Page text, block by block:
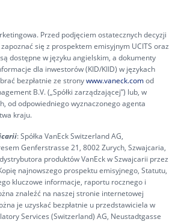
Przed podjęciem ostatecznych decyzji
się z prospektem emisyjnym UCITS oraz
dostępne w języku angielskim, a dokumenty
dla inwestorów (KID/KIID) w językach
bezpłatnie ze stronywww.vaneck.comod
B.V. („Spółki zarządzającej”) lub, w
od odpowiedniego wyznaczonego agenta
kraju.
: Spółka VanEck Switzerland AG,
Genferstrasse 21, 8002 Zurych, Szwajcaria,
produktów VanEck w Szwajcarii przez
najnowszego prospektu emisyjnego, Statutu,
kluczowe informacje, raportu rocznego i
znaleźć na naszej stronie internetowej
je uzyskać bezpłatnie u przedstawiciela w
Services (Switzerland) AG, Neustadtgasse